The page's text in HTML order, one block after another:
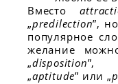
Вместо
„predilection”,
популярное
желание
„disposition”,
„aptitude” или „